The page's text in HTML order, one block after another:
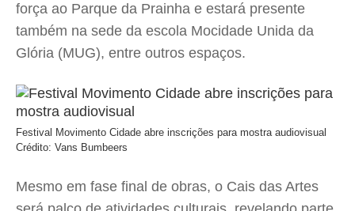
força ao Parque da Prainha e estará presente
também na sede da escola Mocidade Unida da
Glória (MUG), entre outros espaços.
Festival Movimento Cidade abre inscrições para mostra audiovisual
Crédito: Vans Bumbeers
Mesmo em fase final de obras, o Cais das Artes